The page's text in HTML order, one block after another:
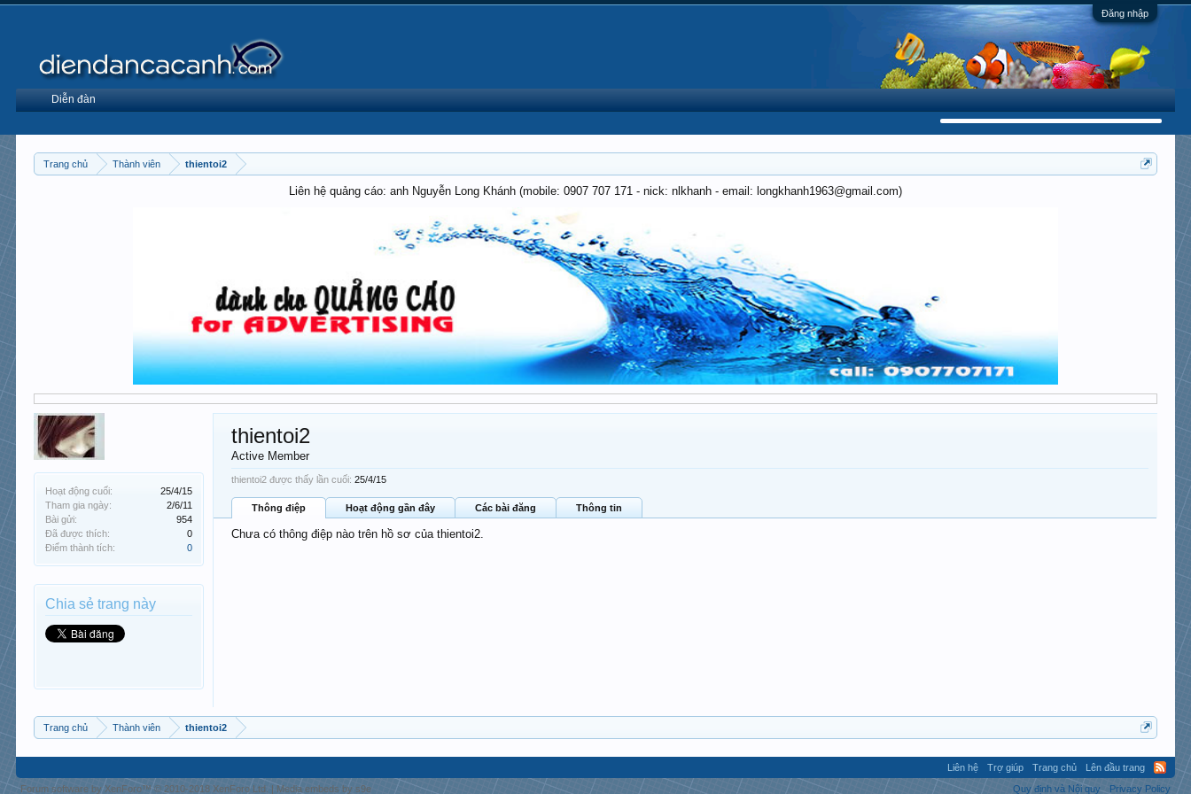
Đăng nhập
Trang chủ Thành viên thientoi2
Liên hệ quảng cáo: anh Nguyễn Long Khánh (mobile: 0907 707 171 - nick: nlkhanh - email: longkhanh1963@gmail.com)
Hoạt động cuối:
25/4/15
Tham gia ngày:
2/6/11
Bài gửi:
954
Đã được thích:
0
Điểm thành tích:
0
Chia sẻ trang này
thientoi2
Active Member
thientoi2 được thấy lần cuối: 25/4/15
Thông điệp Hoạt động gần đây Các bài đăng Thông tin
Chưa có thông điệp nào trên hồ sơ của thientoi2.
Trang chủ Thành viên thientoi2
Diễn đàn
Liên hệ Trợ giúp Trang chủ
Lên đầu trang
Quy định và Nội quy
Privacy Policy
Forum software by XenForo™ © 2010-2018 XenForo Ltd. | Media embeds by s9e